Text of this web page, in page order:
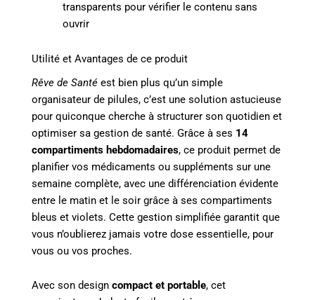
transparents pour vérifier le contenu sans
ouvrir
Utilité et Avantages de ce produit
Rêve de Santé est bien plus qu’un simple
organisateur de pilules, c’est une solution astucieuse
pour quiconque cherche à structurer son quotidien et
optimiser sa gestion de santé. Grâce à ses 14
compartiments hebdomadaires, ce produit permet de
planifier vos médicaments ou suppléments sur une
semaine complète, avec une différenciation évidente
entre le matin et le soir grâce à ses compartiments
bleus et violets. Cette gestion simplifiée garantit que
vous n’oublierez jamais votre dose essentielle, pour
vous ou vos proches.
Avec son design compact et portable, cet